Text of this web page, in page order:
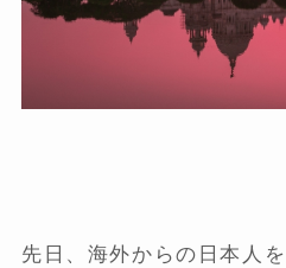
先日、海外からの日本人